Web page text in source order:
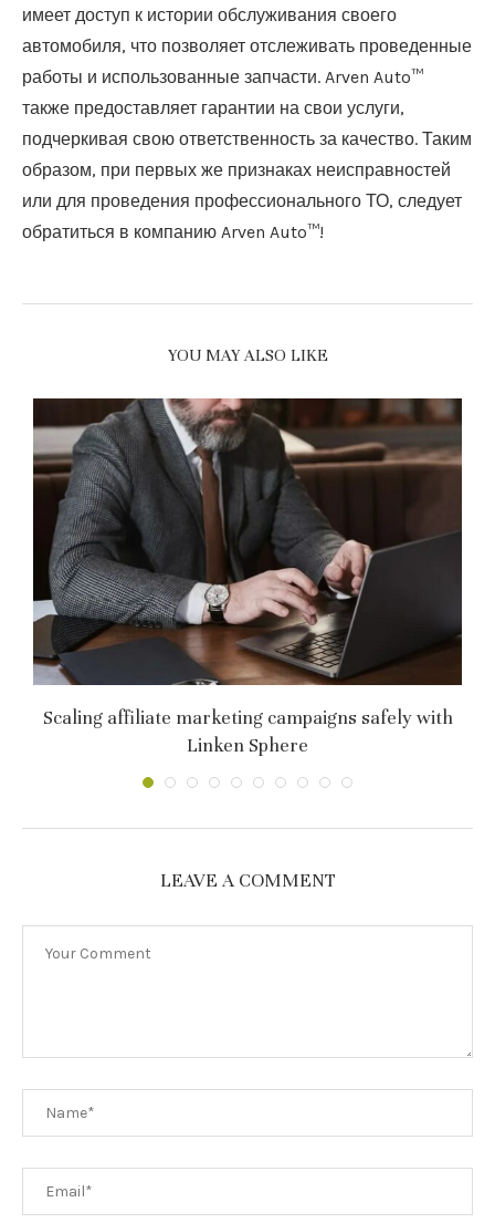
имеет доступ к истории обслуживания своего
автомобиля, что позволяет отслеживать проведенные
работы и использованные запчасти. Arven Auto™
также предоставляет гарантии на свои услуги,
подчеркивая свою ответственность за качество. Таким
образом, при первых же признаках неисправностей
или для проведения профессионального ТО, следует
обратиться в компанию Arven Auto™!
YOU MAY ALSO LIKE
Scaling affiliate marketing campaigns safely with
Linken Sphere
LEAVE A COMMENT